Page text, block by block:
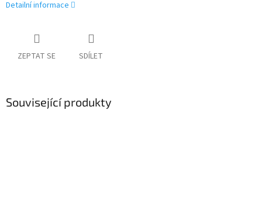
Detailní informace
ZEPTAT SE SDÍLET
Související produkty